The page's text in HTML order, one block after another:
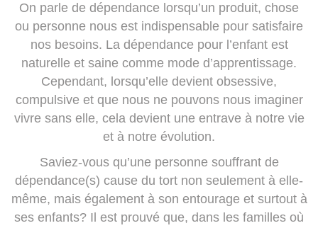
On parle de dépendance lorsqu’un produit, chose
ou personne nous est indispensable pour satisfaire
nos besoins. La dépendance pour l’enfant est
naturelle et saine comme mode d’apprentissage.
Cependant, lorsqu’elle devient obsessive,
compulsive et que nous ne pouvons nous imaginer
vivre sans elle, cela devient une entrave à notre vie
et à notre évolution.
Saviez-vous qu’une personne souffrant de
dépendance(s) cause du tort non seulement à elle-
même, mais également à son entourage et surtout à
ses enfants? Il est prouvé que, dans les familles où